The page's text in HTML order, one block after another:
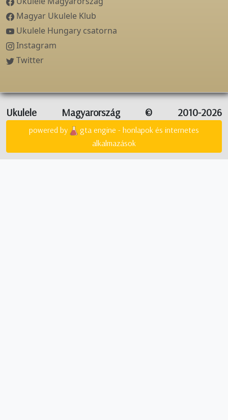
Magyar Ukulele Klub
Ukulele Hungary csatorna
Instagram
Twitter
Ukulele Magyarország © 2010-2026
powered by
gta engine - honlapok és internetes
alkalmazások